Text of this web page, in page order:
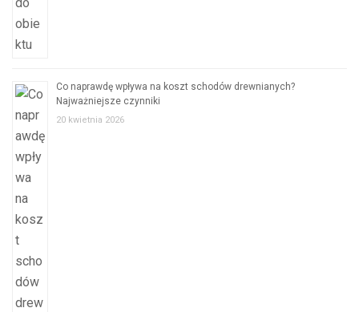
Co naprawdę wpływa na koszt schodów drewnianych?
Najważniejsze czynniki
20 kwietnia 2026